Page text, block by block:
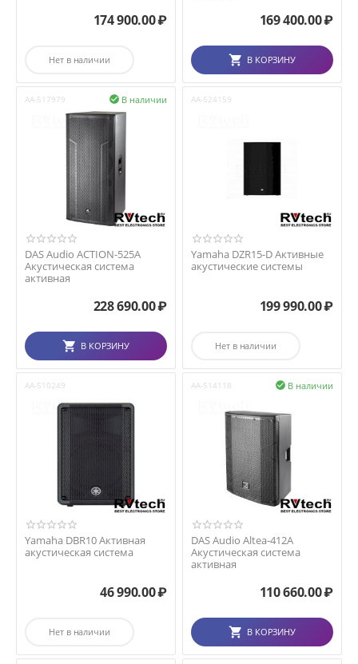
174 900.00₽
Нет в наличии
169 400.00₽
В КОРЗИНУ
AA-517979 В наличии

DAS Audio ACTION-525A
Акустическая система
активная
228 690.00₽
В КОРЗИНУ
AA-524159
Yamaha DZR15-D Активные
акустические системы
199 990.00₽
Нет в наличии
AA-510249
Yamaha DBR10 Активная
акустическая система
46 990.00₽
Нет в наличии
AA-514118 В наличии

DAS Audio Altea-412A
Акустическая система
активная
110 660.00₽
В КОРЗИНУ